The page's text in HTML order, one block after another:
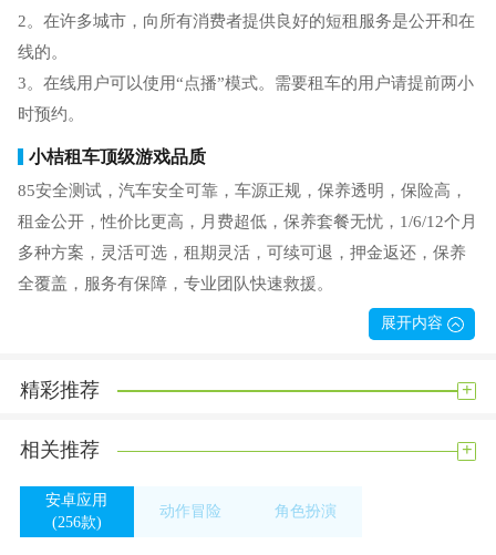
2。在许多城市，向所有消费者提供良好的短租服务是公开和在
线的。
3。在线用户可以使用“点播”模式。需要租车的用户请提前两小
时预约。
小桔租车顶级游戏品质
85安全测试，汽车安全可靠，车源正规，保养透明，保险高，
租金公开，性价比更高，月费超低，保养套餐无忧，1/6/12个月
多种方案，灵活可选，租期灵活，可续可退，押金返还，保养
全覆盖，服务有保障，专业团队快速救援。
小橘子租车，未来用车新方式。无论是一天还是一个月，一年
365天，您都可以在这里享受小橘子租车服务。你可以随时随地
用车，多站覆盖，车无处不在。
滴滴的小菊租车平台最近为近40个城市的合作租赁公司的司机
推出了“随心租”产品。
据小菊租车的工作人员介绍，与传统的固定租金产品不同，只
展开内容
精彩推荐 +
相关推荐 +
安卓应用
(256款)
动作冒险
角色扮演